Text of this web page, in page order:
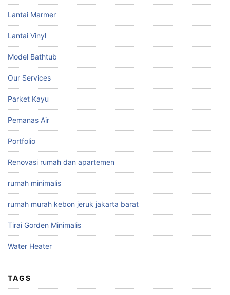
Lantai Marmer
Lantai Vinyl
Model Bathtub
Our Services
Parket Kayu
Pemanas Air
Portfolio
Renovasi rumah dan apartemen
rumah minimalis
rumah murah kebon jeruk jakarta barat
Tirai Gorden Minimalis
Water Heater
TAGS